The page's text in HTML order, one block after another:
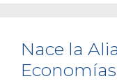
Nace la